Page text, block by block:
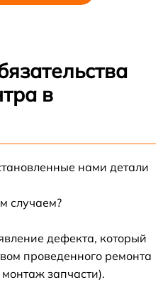
в
нами детали
случаем?
дефекта, который
проведенного ремонта
запчасти).